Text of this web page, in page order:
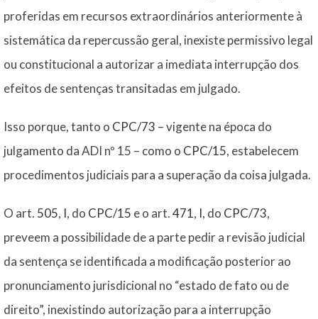
proferidas em recursos extraordinários anteriormente à
sistemática da repercussão geral, inexiste permissivo legal
ou constitucional a autorizar a imediata interrupção dos
efeitos de sentenças transitadas em julgado.
Isso porque, tanto o CPC/73 – vigente na época do
julgamento da ADI nº 15 – como o CPC/15, estabelecem
procedimentos judiciais para a superação da coisa julgada.
O art. 505, I, do CPC/15 e o art.471, I, do CPC/73,
preveem a possibilidade de a parte pedir a revisão judicial
da sentença se identificada a modificação posterior ao
pronunciamento jurisdicional no “estado de fato ou de
direito”, inexistindo autorização para a interrupção